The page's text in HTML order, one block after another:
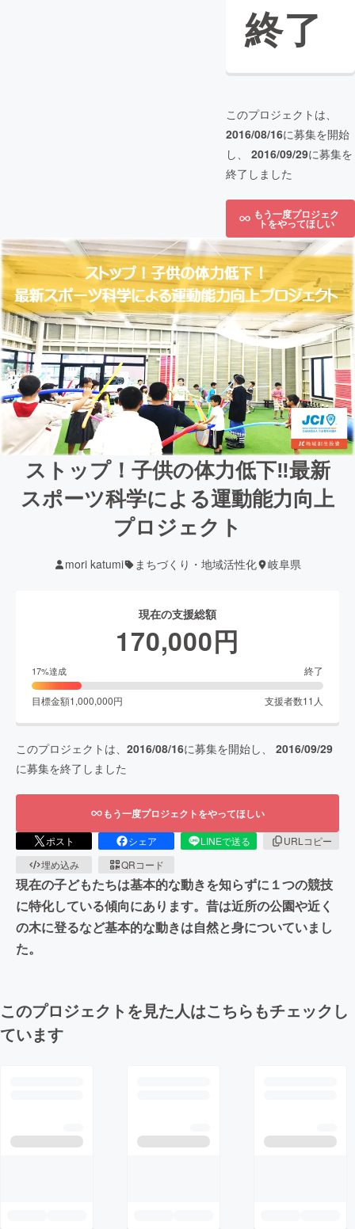
終了
このプロジェクトは、
2016/08/16に募集を開始
し、 2016/09/29に募集を
終了しました
もう一度プロジェク
トをやってほしい
ストップ！子供の体力低下‼最新
スポーツ科学による運動能力向上
プロジェクト
mori katumi まちづくり・地域活性化 岐阜県
現在の支援総額
170,000円
17%達成 終了
目標金額1,000,000円 支援者数11 人
このプロジェクトは、 2016/08/16に募集を開始し、 2016/09/29
に募集を終了しました
もう一度プロジェクトをやってほしい
ポスト シェア LINEで送る
URLコピー
埋め込み
QRコード
現在の子どもたちは基本的な動きを知らずに１つの競技
に特化している傾向にあります。昔は近所の公園や近く
の木に登るなど基本的な動きは自然と身についていまし
た。
このプロジェクトを見た人はこちらもチェックし
ています